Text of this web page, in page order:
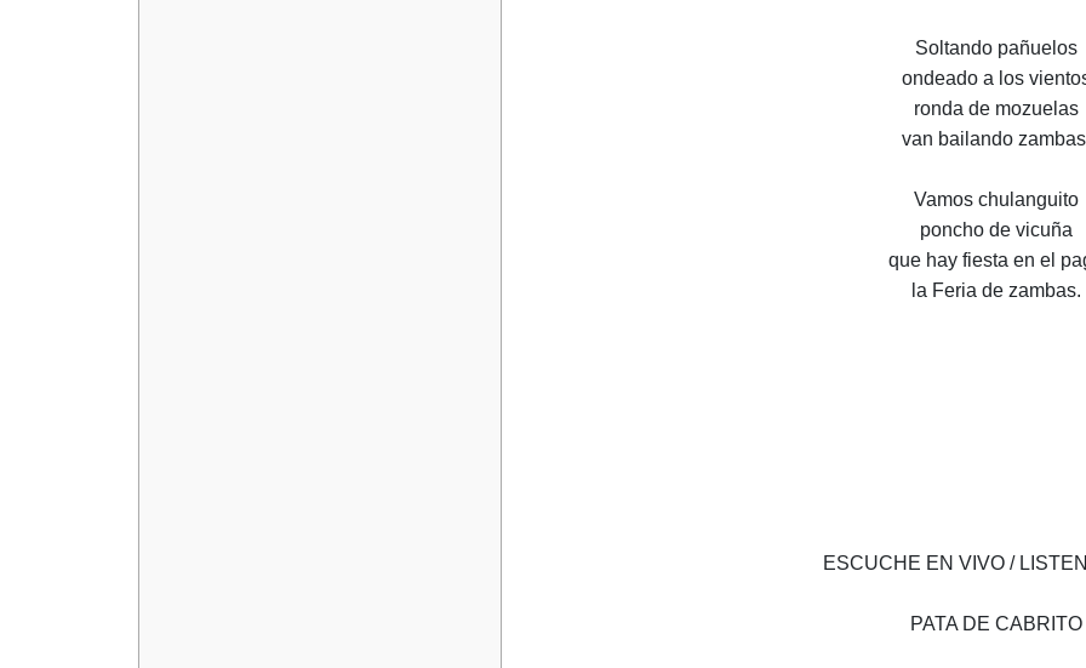
Soltando pañuelos
ondeado a los
ronda de mozuelas
van bailando
Vamos chulanguito
poncho de vicuña
que hay fiesta en el
la Feria de zambas.
ESCUCHE EN VIVO /
PATA DE CABRITO